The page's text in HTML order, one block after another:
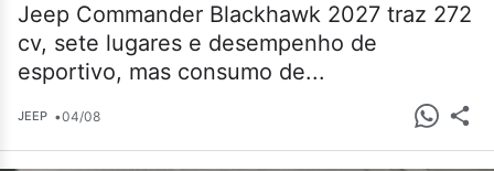
Jeep Commander Blackhawk 2027 traz 272
cv, sete lugares e desempenho de
esportivo, mas consumo de...
JEEP •04/08